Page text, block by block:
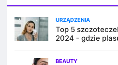
URZĄDZENIA
Top 5
2024 - gdzie
BEAUTY